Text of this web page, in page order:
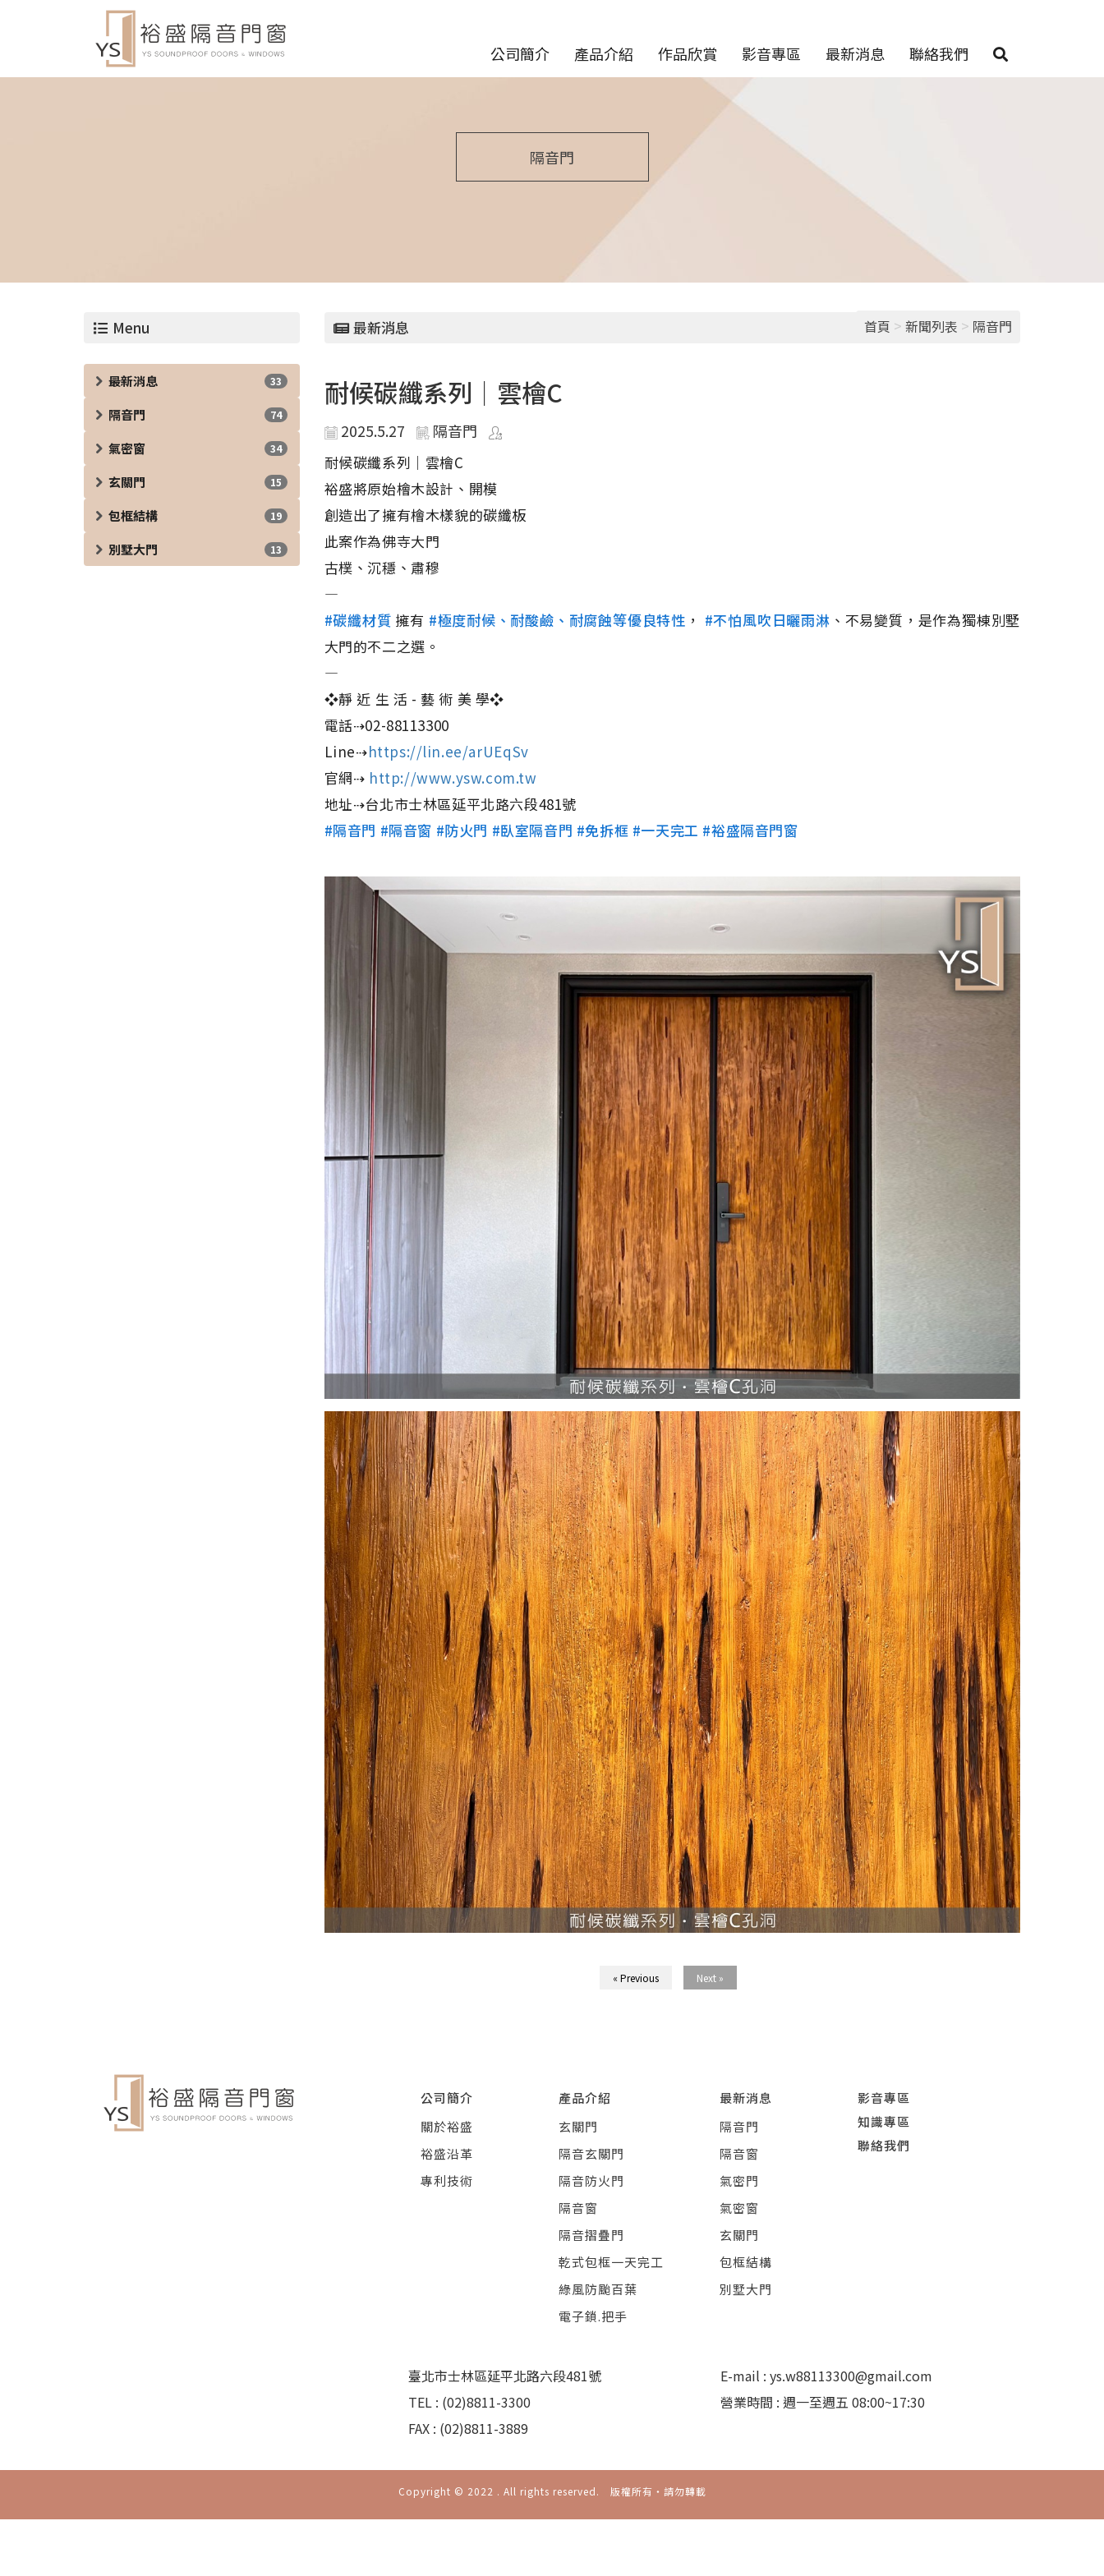
公司簡介 產品介紹 作品欣賞 影音專區 最新消息 聯絡我們
隔音門
Menu
最新消息 33
隔音門 74
氣密窗 34
玄關門 15
包框結構 19
別墅大門 13
最新消息 首頁 > 新聞列表 > 隔音門
耐候碳纖系列｜雲檜C
2025.5.27 隔音門
耐候碳纖系列｜雲檜C
裕盛將原始檜木設計、開模
創造出了擁有檜木樣貌的碳纖板
此案作為佛寺大門
古樸、沉穩、肅穆
—
#碳纖材質 擁有 #極度耐候、耐酸鹼、耐腐蝕等優良特性 ， #不怕風吹日曬雨淋 、不易變質，是作為獨棟別墅
大門的不二之選。
—
❖靜 近 生 活 - 藝 術 美 學❖
電話⇢02-88113300
Line⇢https://lin.ee/arUEqSv
官網⇢ http://www.ysw.com.tw
地址⇢台北市士林區延平北路六段481號
#隔音門 #隔音窗 #防火門 #臥室隔音門 #免拆框 #一天完工 #裕盛隔音門窗
« Previous Next »
公司簡介
關於裕盛
裕盛沿革
專利技術
產品介紹
玄關門
隔音玄關門
隔音防火門
隔音窗
隔音摺疊門
乾式包框一天完工
綠風防颱百葉
電子鎖.把手
最新消息
隔音門
隔音窗
氣密門
氣密窗
玄關門
包框結構
別墅大門
影音專區
知識專區
聯絡我們
臺北市士林區延平北路六段481號
TEL : (02)8811-3300
FAX : (02)8811-3889
E-mail : ys.w88113300@gmail.com
營業時間 : 週一至週五 08:00~17:30
Copyright © 2022 . All rights reserved. 版權所有‧請勿轉載